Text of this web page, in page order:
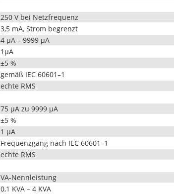
250 V bei Netzfrequenz
3,5 mA, Strom begrenzt
4 μA – 9999 μA
1μA
±5 %
gemäß IEC 60601–1
echte RMS
75 μA zu 9999 μA
±5 %
1 μA
Fre­quen­z­gang nach IEC 60601–1
echte RMS
VA-Nennleis­tung
0,1 KVA – 4 KVA